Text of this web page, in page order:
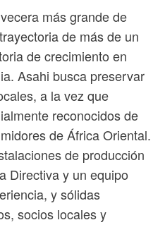
más grande de
de más de un
de crecimiento en
Asahi busca preservar
a la vez que
reconocidos de
de África Oriental.
de producción
Directiva y un equipo
y sólidas
socios locales y